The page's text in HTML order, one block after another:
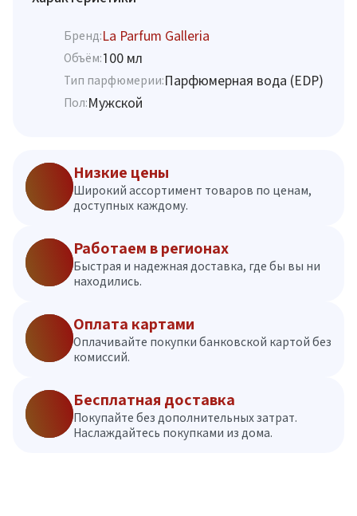
Бренд:La Parfum Galleria
Объём:100 мл
Тип парфюмерии:Парфюмерная вода (EDP)
Пол:Мужской
Низкие цены
Широкий ассортимент товаров по ценам,
доступных каждому.
Работаем в регионах
Быстрая и надежная доставка, где бы вы ни
находились.
Оплата картами
Оплачивайте покупки банковской картой без
комиссий.
Бесплатная доставка
Покупайте без дополнительных затрат.
Наслаждайтесь покупками из дома.